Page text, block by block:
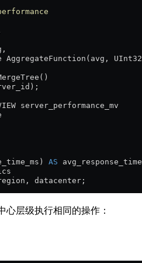
AggregateFunction(avg,
server_performance_mv
AS avg_response_time
datacenter;
心层级执行相同的操作：